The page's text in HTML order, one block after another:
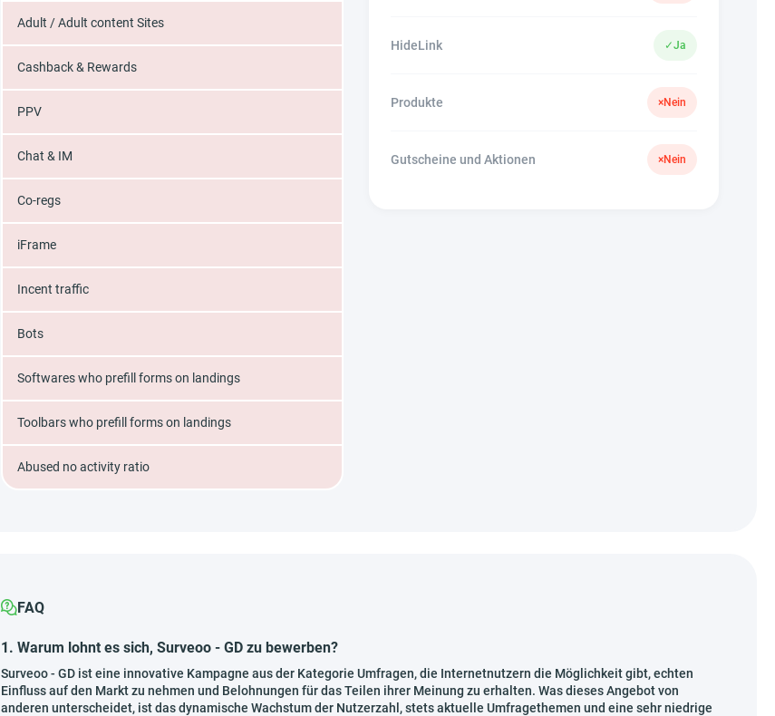
Adult / Adult content Sites
Cashback & Rewards
PPV
Chat & IM
Co-regs
iFrame
Incent traffic
Bots
Softwares who prefill forms on landings
Toolbars who prefill forms on landings
Abused no activity ratio
HideLink ✓Ja
Produkte ×Nein
Gutscheine und Aktionen ×Nein
FAQ
1. Warum lohnt es sich, Surveoo - GD zu bewerben?
Surveoo - GD ist eine innovative Kampagne aus der Kategorie Umfragen, die Internetnutzern die Möglichkeit gibt, echten
Einfluss auf den Markt zu nehmen und Belohnungen für das Teilen ihrer Meinung zu erhalten. Was dieses Angebot von
anderen unterscheidet, ist das dynamische Wachstum der Nutzerzahl, stets aktuelle Umfragethemen und eine sehr niedrige